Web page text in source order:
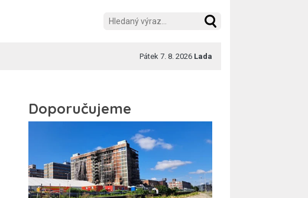
Pátek 7. 8. 2026 Lada